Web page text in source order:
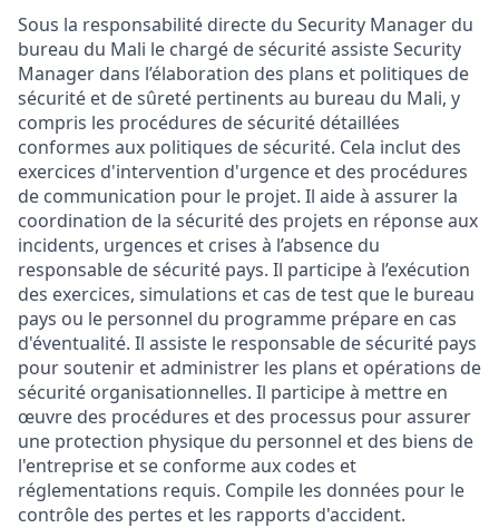
Sous la responsabilité directe du Security Manager du
bureau du Mali le chargé de sécurité assiste Security
Manager dans l’élaboration des plans et politiques de
sécurité et de sûreté pertinents au bureau du Mali, y
compris les procédures de sécurité détaillées
conformes aux politiques de sécurité. Cela inclut des
exercices d'intervention d'urgence et des procédures
de communication pour le projet. Il aide à assurer la
coordination de la sécurité des projets en réponse aux
incidents, urgences et crises à l’absence du
responsable de sécurité pays. Il participe à l’exécution
des exercices, simulations et cas de test que le bureau
pays ou le personnel du programme prépare en cas
d'éventualité. Il assiste le responsable de sécurité pays
pour soutenir et administrer les plans et opérations de
sécurité organisationnelles. Il participe à mettre en
œuvre des procédures et des processus pour assurer
une protection physique du personnel et des biens de
l'entreprise et se conforme aux codes et
réglementations requis. Compile les données pour le
contrôle des pertes et les rapports d'accident.